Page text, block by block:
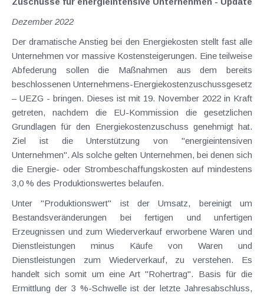
Dezember 2022
Der dramatische Anstieg bei den Energiekosten stellt fast alle
Unternehmen vor massive Kostensteigerungen. Eine teilweise
Abfederung sollen die Maßnahmen aus dem bereits
beschlossenen Unternehmens-Energiekostenzuschussgesetz
– UEZG - bringen. Dieses ist mit 19. November 2022 in Kraft
getreten, nachdem die EU-Kommission die gesetzlichen
Grundlagen für den Energiekostenzuschuss genehmigt hat.
Ziel ist die Unterstützung von "energieintensiven
Unternehmen". Als solche gelten Unternehmen, bei denen sich
die Energie- oder Strombeschaffungskosten auf mindestens
3,0 % des Produktionswertes belaufen.
Unter "Produktionswert" ist der Umsatz, bereinigt um
Bestandsveränderungen bei fertigen und unfertigen
Erzeugnissen und zum Wiederverkauf erworbene Waren und
Dienstleistungen minus Käufe von Waren und
Dienstleistungen zum Wiederverkauf, zu verstehen. Es
handelt sich somit um eine Art "Rohertrag". Basis für die
Ermittlung der 3 %-Schwelle ist der letzte Jahresabschluss,